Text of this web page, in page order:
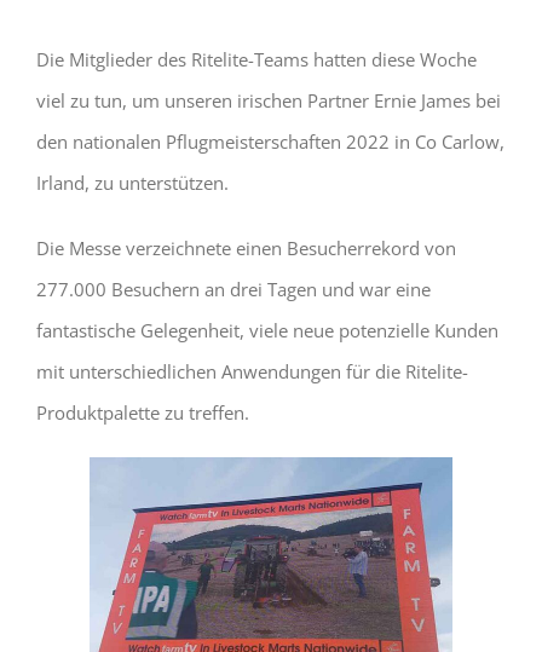
Die Mitglieder des Ritelite-Teams hatten diese Woche
viel zu tun, um unseren irischen Partner Ernie James bei
den nationalen Pflugmeisterschaften 2022 in Co Carlow,
Irland, zu unterstützen.
Die Messe verzeichnete einen Besucherrekord von
277.000 Besuchern an drei Tagen und war eine
fantastische Gelegenheit, viele neue potenzielle Kunden
mit unterschiedlichen Anwendungen für die Ritelite-
Produktpalette zu treffen.